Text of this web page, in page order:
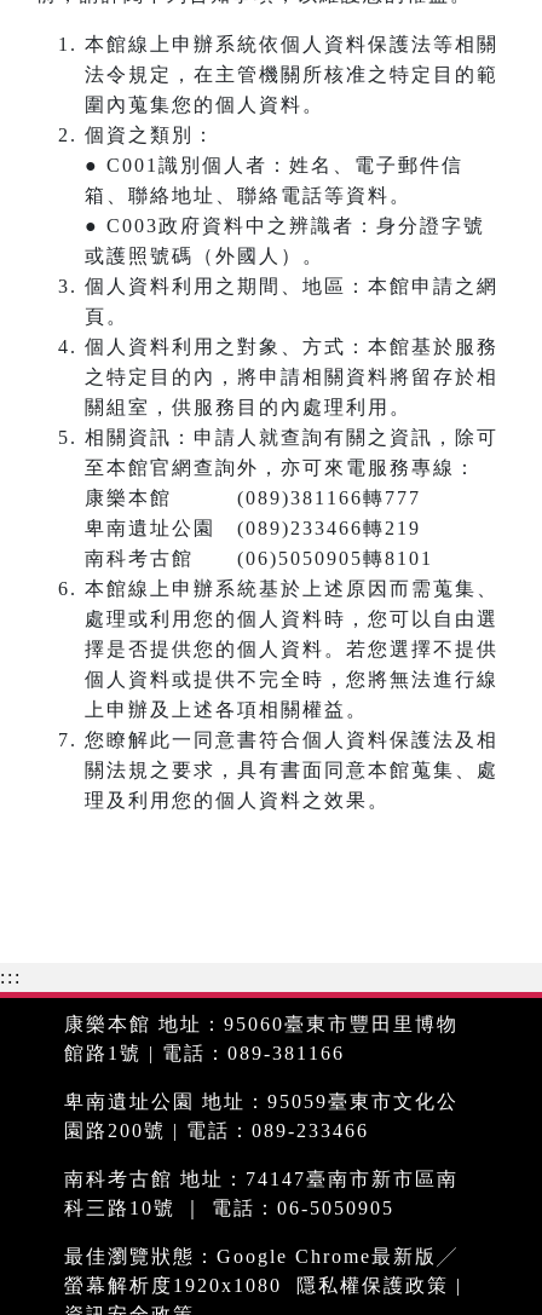
本館線上申辦系統依個人資料保護法等相關
法令規定，在主管機關所核准之特定目的範
圍內蒐集您的個人資料。
個資之類別：
● C001識別個人者：姓名、電子郵件信
箱、聯絡地址、聯絡電話等資料。
● C003政府資料中之辨識者：身分證字號
或護照號碼（外國人）。
個人資料利用之期間、地區：本館申請之網
頁。
個人資料利用之對象、方式：本館基於服務
之特定目的內，將申請相關資料將留存於相
關組室，供服務目的內處理利用。
相關資訊：申請人就查詢有關之資訊，除可
至本館官網查詢外，亦可來電服務專線：
康樂本館 (089)381166轉777
卑南遺址公園 (089)233466轉219
南科考古館 (06)5050905轉8101
本館線上申辦系統基於上述原因而需蒐集、
處理或利用您的個人資料時，您可以自由選
擇是否提供您的個人資料。若您選擇不提供
個人資料或提供不完全時，您將無法進行線
上申辦及上述各項相關權益。
您瞭解此一同意書符合個人資料保護法及相
關法規之要求，具有書面同意本館蒐集、處
理及利用您的個人資料之效果。
:::
康樂本館 地址：95060臺東市豐田里博物
館路1號 | 電話：089-381166
卑南遺址公園 地址：95059臺東市文化公
園路200號 | 電話：089-233466
南科考古館 地址：74147臺南市新市區南
科三路10號 ｜ 電話：06-5050905
最佳瀏覽狀態：Google Chrome最新版╱
螢幕解析度1920x1080
隱私權保護政策 |